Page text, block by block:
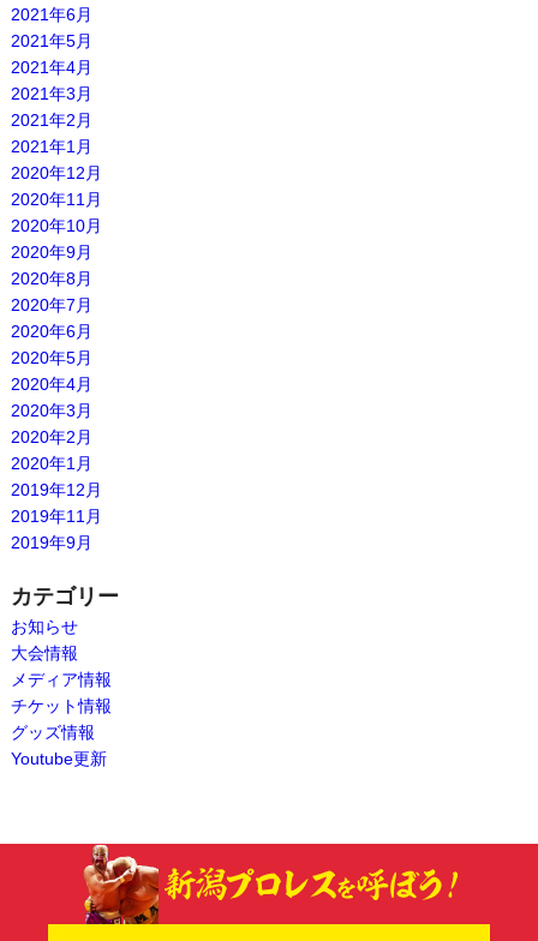
2021年6月
2021年5月
2021年4月
2021年3月
2021年2月
2021年1月
2020年12月
2020年11月
2020年10月
2020年9月
2020年8月
2020年7月
2020年6月
2020年5月
2020年4月
2020年3月
2020年2月
2020年1月
2019年12月
2019年11月
2019年9月
カテゴリー
お知らせ
大会情報
メディア情報
チケット情報
グッズ情報
Youtube更新